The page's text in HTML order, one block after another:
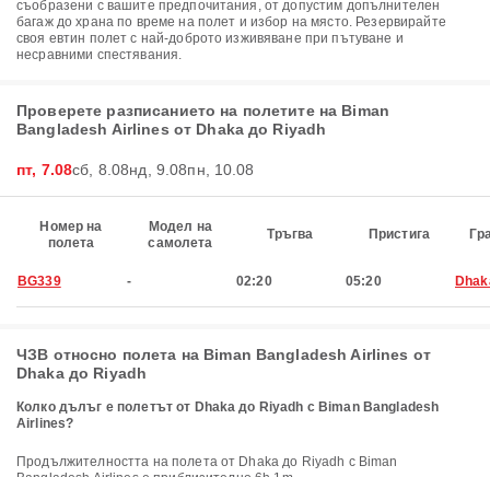
съобразени с вашите предпочитания, от допустим допълнителен
багаж до храна по време на полет и избор на място. Резервирайте
своя евтин полет с най-доброто изживяване при пътуване и
несравними спестявания.
Проверете разписанието на полетите на Biman
Bangladesh Airlines от Dhaka до Riyadh
пт, 7.08сб, 8.08нд, 9.08пн, 10.08
Номер на
полета
Модел на
самолета
Тръгва Пристига
BG339 - 02:20 05:20
ЧЗВ относно полета на Biman Bangladesh Airlines от
Dhaka до Riyadh
Колко дълъг е полетът от Dhaka до Riyadh с Biman Bangladesh
Airlines?
Продължителността на полета от Dhaka до Riyadh с Biman